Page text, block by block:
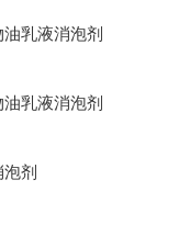
乳液消泡剂
乳液消泡剂
剂